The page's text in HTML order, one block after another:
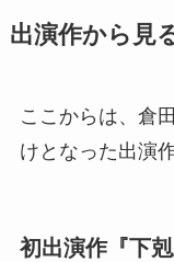
出演作から見
ここからは、倉
けとなった出演
初出演作『下剋